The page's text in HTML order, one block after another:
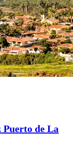
Puerto de La